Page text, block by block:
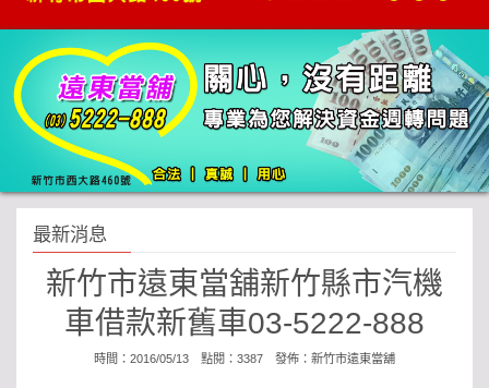
最新消息
新竹市遠東當舖新竹縣市汽機
車借款新舊車03-5222-888
時間：2016/05/13 點閱：3387 發佈： 新竹市遠東當舖